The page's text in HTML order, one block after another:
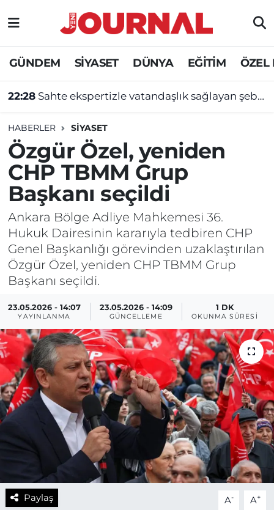
GÜNDEM SİYASET DÜNYA EĞİTİM ÖZEL
22:28 Sahte ekspertizle vatandaşlık sağlayan şebekeye operasyon
HABERLER SİYASET
Özgür Özel, yeniden
CHP TBMM Grup
Başkanı seçildi
Ankara Bölge Adliye Mahkemesi 36.
Hukuk Dairesinin kararıyla tedbiren CHP
Genel Başkanlığı görevinden uzaklaştırılan
Özgür Özel, yeniden CHP TBMM Grup
Başkanı seçildi.
23.05.2026 - 14:07
YAYINLANMA
23.05.2026 - 14:09
GÜNCELLEME
1 DK
OKUNMA SÜRESI
Paylaş A- A+
GÜNDEM
SİYASET
DÜNYA
EĞİTİM
ÖZEL HABER
Nöbetçi Eczaneler
Hava Durumu
Süper Lig Puan Durumu ve Fikstür
Tüm Manşetler
Son Dakika Haberleri
Haber Arşivi